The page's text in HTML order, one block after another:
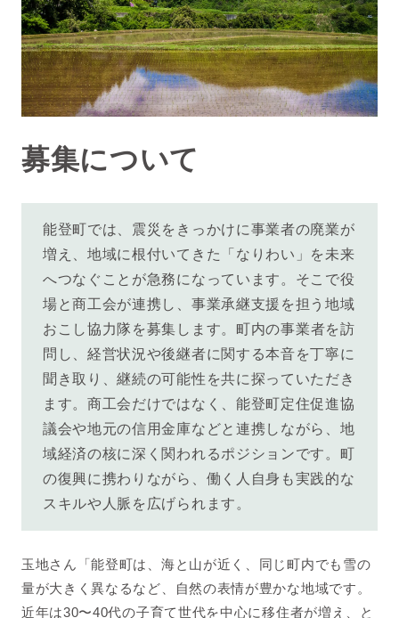
募集について
能登町では、震災をきっかけに事業者の廃業が
増え、地域に根付いてきた「なりわい」を未来
へつなぐことが急務になっています。そこで役
場と商工会が連携し、事業承継支援を担う地域
おこし協力隊を募集します。
町内の事業者を訪
問し、経営状況や後継者に関する本音を丁寧に
聞き取り、継続の可能性を共に探っていただき
ます。商工会だけではなく、能登町定住促進協
議会や地元の信用金庫などと連携しながら、地
域経済の核に深く関われるポジションです。町
の復興に携わりながら、働く人自身も実践的な
スキルや人脈を広げられます。
玉地さん「能登町は、海と山が近く、同じ町内でも雪の
量が大きく異なるなど、自然の表情が豊かな地域です。
近年は30〜40代の子育て世代を中心に移住者が増え、と